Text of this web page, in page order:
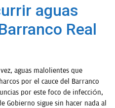
aguas
Real
aguas malolientes que
por el cauce del Barranco
por este foco de infección,
Gobierno sigue sin hacer nada al